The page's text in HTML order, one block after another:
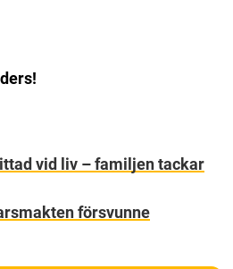
vid liv – familjen tackar
försvunne